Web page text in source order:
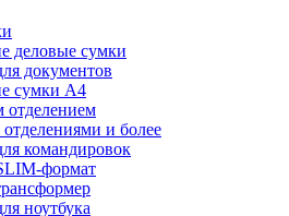
деловые сумки
документов
сумки А4
отделением
и более
командировок
формат
ноутбука